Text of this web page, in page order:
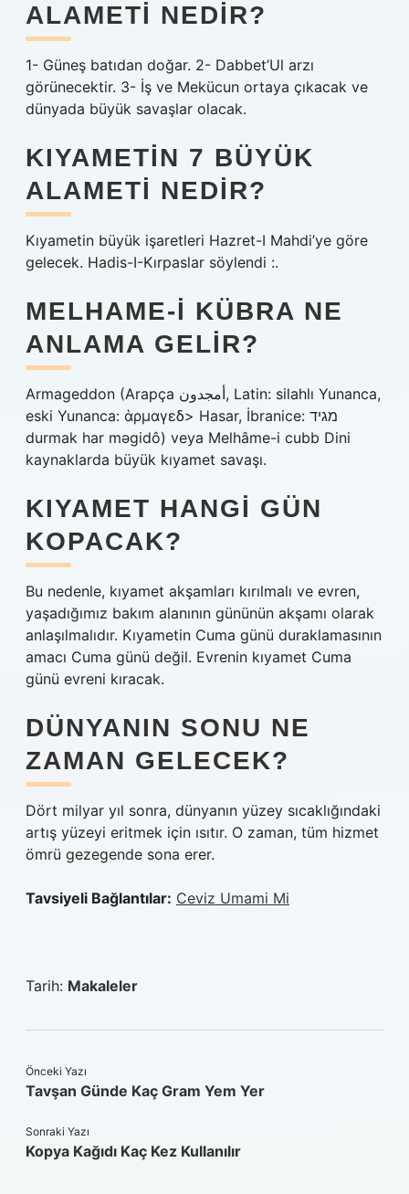
ALAMETI NEDIR?
1- Güneş batıdan doğar. 2- Dabbet’Ul arzı
görünecektir. 3- İş ve Mekücun ortaya çıkacak ve
dünyada büyük savaşlar olacak.
KIYAMETIN 7 BÜYÜK
ALAMETI NEDIR?
Kıyametin büyük işaretleri Hazret-I Mahdi’ye göre
gelecek. Hadis-I-Kırpaslar söylendi :.
MELHAME-I KÜBRA NE
ANLAMA GELIR?
Armageddon (Arapça أمجدون, Latin: silahlı Yunanca,
eski Yunanca: ἁρμαγεδ> Hasar, İbranice: מגיד
durmak har məgidô) veya Melhâme-i cubb Dini
kaynaklarda büyük kıyamet savaşı.
KIYAMET HANGI GÜN
KOPACAK?
Bu nedenle, kıyamet akşamları kırılmalı ve evren,
yaşadığımız bakım alanının gününün akşamı olarak
anlaşılmalıdır. Kıyametin Cuma günü duraklamasının
amacı Cuma günü değil. Evrenin kıyamet Cuma
günü evreni kıracak.
DÜNYANIN SONU NE
ZAMAN GELECEK?
Dört milyar yıl sonra, dünyanın yüzey sıcaklığındaki
artış yüzeyi eritmek için ısıtır. O zaman, tüm hizmet
ömrü gezegende sona erer.
Tavsiyeli Bağlantılar: Ceviz Umami Mi
Tarih: Makaleler
Önceki Yazı
Tavşan Günde Kaç Gram Yem Yer
Sonraki Yazı
Kopya Kağıdı Kaç Kez Kullanılır